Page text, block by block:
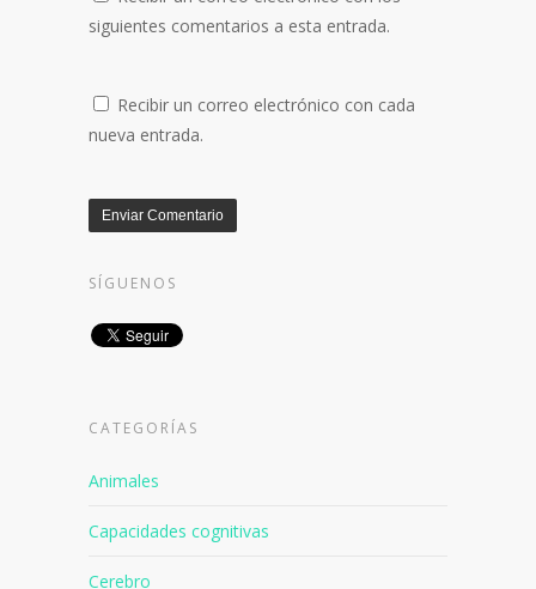
siguientes comentarios a esta entrada.
Recibir un correo electrónico con cada
nueva entrada.
SÍGUENOS
CATEGORÍAS
Animales
Capacidades cognitivas
Cerebro